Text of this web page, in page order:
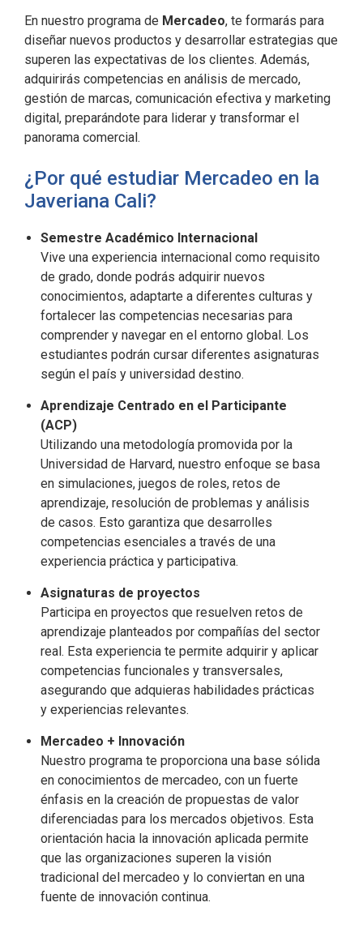
En nuestro programa de Mercadeo, te formarás para
diseñar nuevos productos y desarrollar estrategias que
superen las expectativas de los clientes. Además,
adquirirás competencias en análisis de mercado,
gestión de marcas, comunicación efectiva y marketing
digital, preparándote para liderar y transformar el
panorama comercial.
¿Por qué estudiar Mercadeo en la
Javeriana Cali?
Semestre Académico Internacional
Vive una experiencia internacional como requisito
de grado, donde podrás adquirir nuevos
conocimientos, adaptarte a diferentes culturas y
fortalecer las competencias necesarias para
comprender y navegar en el entorno global. Los
estudiantes podrán cursar diferentes asignaturas
según el país y universidad destino.
Aprendizaje Centrado en el Participante
(ACP)
Utilizando una metodología promovida por la
Universidad de Harvard, nuestro enfoque se basa
en simulaciones, juegos de roles, retos de
aprendizaje, resolución de problemas y análisis
de casos. Esto garantiza que desarrolles
competencias esenciales a través de una
experiencia práctica y participativa.
Asignaturas de proyectos
Participa en proyectos que resuelven retos de
aprendizaje planteados por compañías del sector
real. Esta experiencia te permite adquirir y aplicar
competencias funcionales y transversales,
asegurando que adquieras habilidades prácticas
y experiencias relevantes.
Mercadeo + Innovación
Nuestro programa te proporciona una base sólida
en conocimientos de mercadeo, con un fuerte
énfasis en la creación de propuestas de valor
diferenciadas para los mercados objetivos. Esta
orientación hacia la innovación aplicada permite
que las organizaciones superen la visión
tradicional del mercadeo y lo conviertan en una
fuente de innovación continua.